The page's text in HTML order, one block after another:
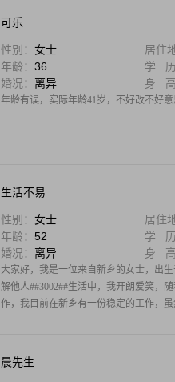
可乐
性别： 女士 居住
年龄： 36 学 历
婚况： 离异 身 高
年龄有误，实际年龄41岁，不好改不好
生活不易
性别： 女士 居住
年龄： 52 学 历
婚况： 离异 身 高
大家好，我是一位来自新乡的女士，出
解他人##3002##生活中，我开朗爱笑，
作，我目前在新乡有一份稳定的工作，
晨先生